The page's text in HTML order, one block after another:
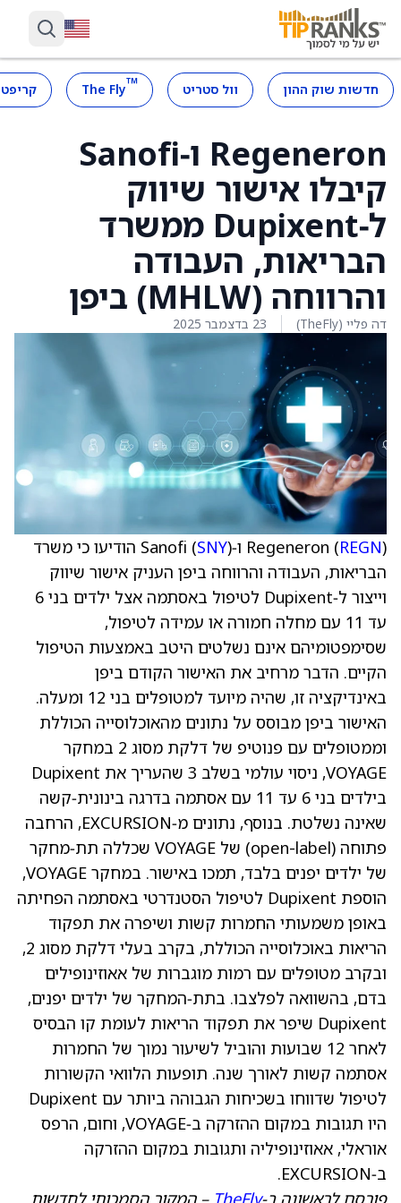
חדשות שוק ההון וול סטריט ™
The Fly
Regeneron ו‑Sanofi
קיבלו אישור שיווק
ל‑Dupixent ממשרד
הבריאות, העבודה
והרווחה (MHLW) ביפן
דה פליי (TheFly) 23 בדצמבר 2025
Regeneron (REGN) ו‑Sanofi ( SNY
) הודיעו כי משרד
הבריאות, העבודה והרווחה ביפן העניק אישור שיווק
וייצור ל‑Dupixent לטיפול באסתמה אצל ילדים בני 6
עד 11 עם מחלה חמורה או עמידה לטיפול,
שסימפטומיהם אינם נשלטים היטב באמצעות הטיפול
הקיים. הדבר מרחיב את האישור הקודם ביפן
באינדיקציה זו, שהיה מיועד למטופלים בני 12 ומעלה.
האישור ביפן מבוסס על נתונים מהאוכלוסייה הכוללת
וממטופלים עם פנוטיפ של דלקת מסוג 2 במחקר
VOYAGE, ניסוי עולמי בשלב 3 שהעריך את Dupixent
בילדים בני 6 עד 11 עם אסתמה בדרגה בינונית‑קשה
שאינה נשלטת. בנוסף, נתונים מ‑EXCURSION, הרחבה
פתוחה (open-label) של VOYAGE שכללה תת‑מחקר
של ילדים יפנים בלבד, תמכו באישור. במחקר VOYAGE,
הוספת Dupixent לטיפול הסטנדרטי באסתמה הפחיתה
באופן משמעותי החמרות קשות ושיפרה את תפקוד
הריאות באוכלוסייה הכוללת, בקרב בעלי דלקת מסוג 2,
ובקרב מטופלים עם רמות מוגברות של אאוזינופילים
בדם, בהשוואה לפלצבו. בתת‑המחקר של ילדים יפנים,
Dupixent שיפר את תפקוד הריאות לעומת קו הבסיס
לאחר 12 שבועות והוביל לשיעור נמוך של החמרות
אסתמה קשות לאורך שנה. תופעות הלוואי הקשורות
לטיפול שדווחו בשכיחות הגבוהה ביותר עם Dupixent
היו תגובות במקום ההזרקה ב‑VOYAGE, וחום, הרפס
אוראלי, אאוזינופיליה ותגובות במקום ההזרקה
ב‑EXCURSION.
פורסם לראשונה ב‑TheFly – המקור הסמכותי לחדשות